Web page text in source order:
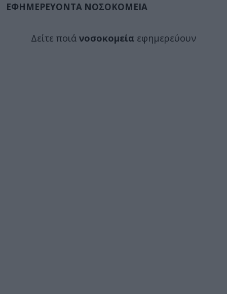
ΕΦΗΜΕΡΕΥΟΝΤΑ ΝΟΣΟΚΟΜΕΙΑ
Δείτε ποιά νοσοκομεία εφημερεύουν